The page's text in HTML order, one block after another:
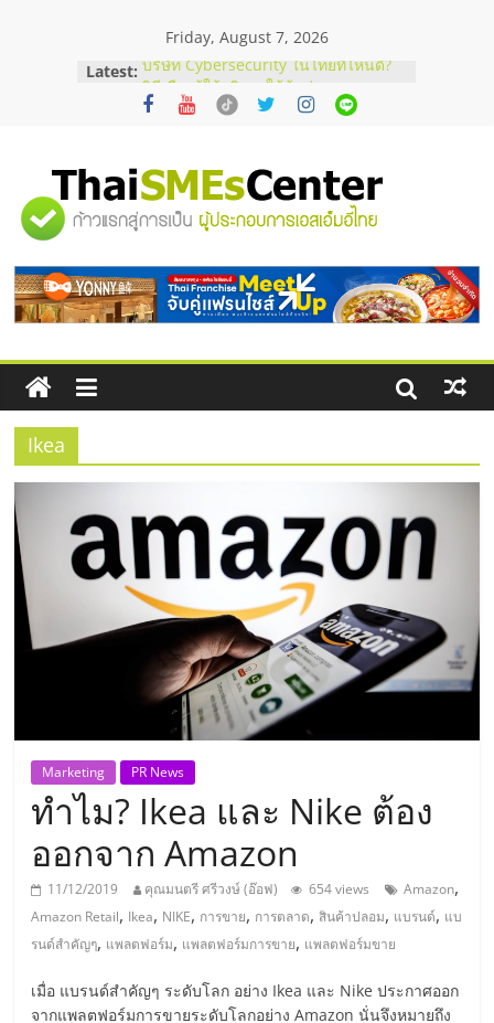
Friday, August 7, 2026
Latest: บริษัท Cybersecurity ในไทยที่ไหนดี?
วิธีเลือกผู้ให้บริการให้คุ้มค่าและตอบ
โจทย์ธุรกิจ
สัมมนาออนไลน์ โอกาสบริหารสถานี
บริการน้ำมัน Shell
สัมมนาลงทุน แฟรนไชส์ยอนนี่
ไชส์ ครั้งที่ 8
ร้านเครื่องเสียงคุณภาพสูง พร้อม
โซลูชันระบบภาพและเสียง
"ศูนย์
รวม
ข้อมูล
ธุรกิจ
SME
แห่ง
ประเทศไทย,
ThaiSMEsCenter,
ธุรกิจ
เอ
ส
เอ็
Ikea
Marketing PR News
ทำไม? Ikea และ Nike ต้อง
ออกจาก Amazon
11/12/2019 คุณมนตรี ศรีวงษ์ (อ๊อฟ) 654 views Amazon,
Amazon Retail, Ikea, NIKE, การขาย, การตลาด,สินค้าปลอม, แบรนด์, แบ
รนด์สำคัญๆ, แพลตฟอร์ม, แพลตฟอร์มการขาย, แพลตฟอร์มขาย
เมื่อ แบรนด์สำคัญๆ ระดับโลก อย่าง Ikea และ Nike ประกาศออก
จากแพลตฟอร์มการขายระดับโลกอย่าง Amazon นั่นจึงหมายถึง